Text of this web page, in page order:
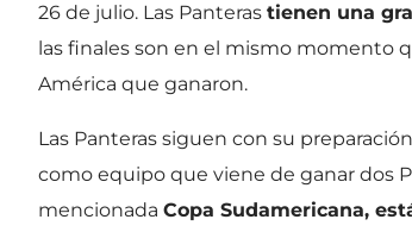
26 de julio. Las Panteras tienen una
las finales son en el mismo momento
América que ganaron.
Las Panteras siguen con su
como equipo que viene de ganar dos
mencionada Copa Sudamericana,